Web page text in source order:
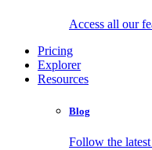
Access all our
Pricing
Explorer
Resources
Blog
Follow the